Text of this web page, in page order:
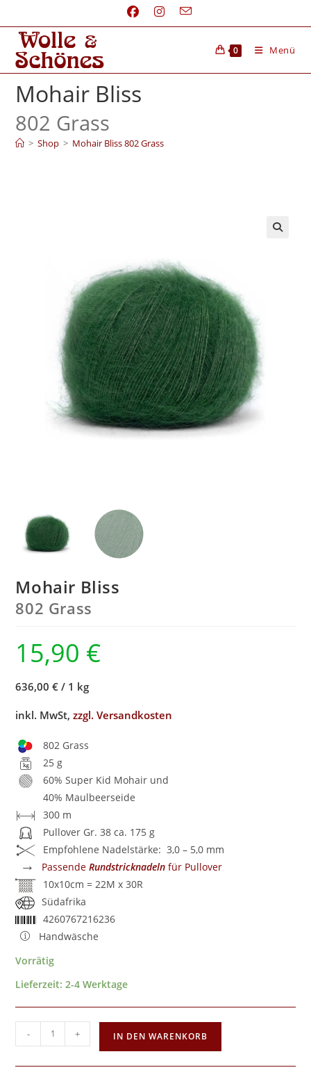
0 Menü
Mohair Bliss
802 Grass
> Shop > Mohair Bliss 802 Grass
Mohair Bliss
802 Grass
15,90 €
636,00 € / 1 kg
inkl. MwSt,zzgl. Versandkosten
802 Grass
25 g
60% Super Kid Mohair und
40% Maulbeerseide
300 m
Pullover Gr. 38 ca. 175 g
Empfohlene Nadelstärke: 3,0 – 5,0 mm
→ PassendeRundstricknadeln für Pullover
10x10cm = 22M x 30R
Südafrika
4260767216236
Handwäsche
Vorrätig
Lieferzeit:2-4 Werktage
- + IN DEN WARENKORB